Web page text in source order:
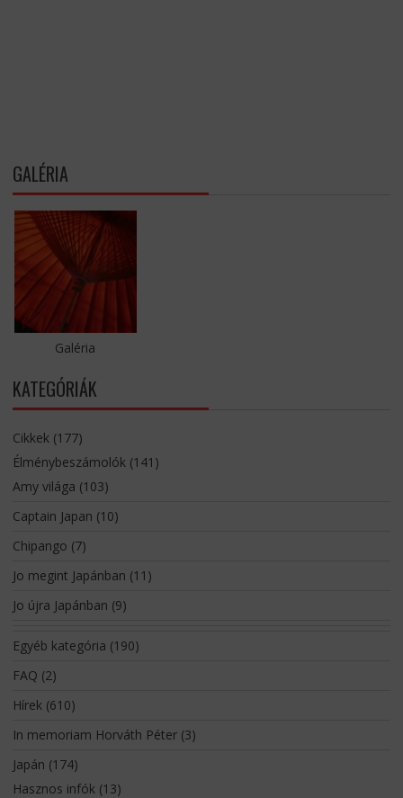
GALÉRIA
Galéria
KATEGÓRIÁK
Cikkek(177)
Élménybeszámolók(141)
Amy világa (103)
Captain Japan (10)
Chipango (7)
Jo megint Japánban (11)
Jo újra Japánban (9)
Egyéb kategória (190)
FAQ (2)
Hírek(610)
In memoriam Horváth Péter(3)
Japán (174)
Hasznos infók(13)